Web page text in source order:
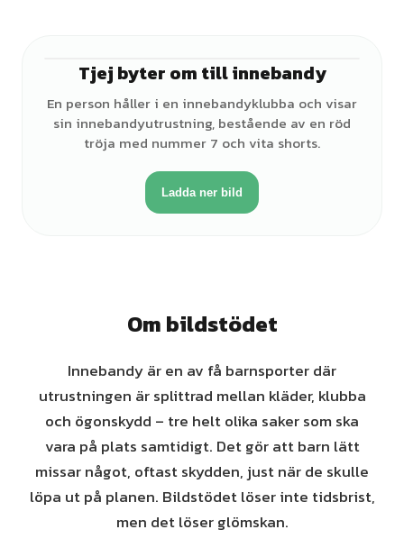
Tjej byter om till innebandy
En person håller i en innebandyklubba och visar
sin innebandyutrustning, bestående av en röd
tröja med nummer 7 och vita shorts.
Ladda ner bild
Om bildstödet
Innebandy är en av få barnsporter där
utrustningen är splittrad mellan kläder, klubba
och ögonskydd – tre helt olika saker som ska
vara på plats samtidigt. Det gör att barn lätt
missar något, oftast skydden, just när de skulle
löpa ut på planen. Bildstödet löser inte tidsbrist,
men det löser glömskan.